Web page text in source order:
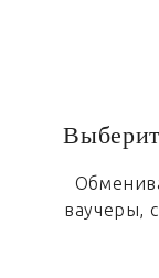
ваучеры,